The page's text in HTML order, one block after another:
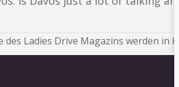
Ladies Drive Magazins werden in